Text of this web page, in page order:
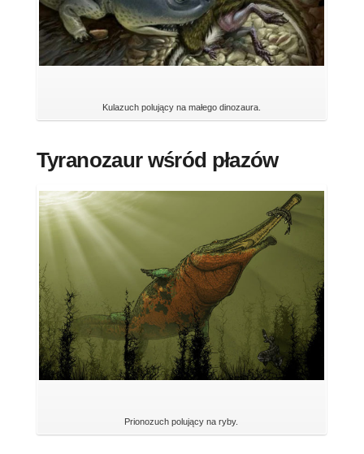
Kulazuch polujący na małego dinozaura.
Tyranozaur wśród płazów
Prionozuch polujący na ryby.